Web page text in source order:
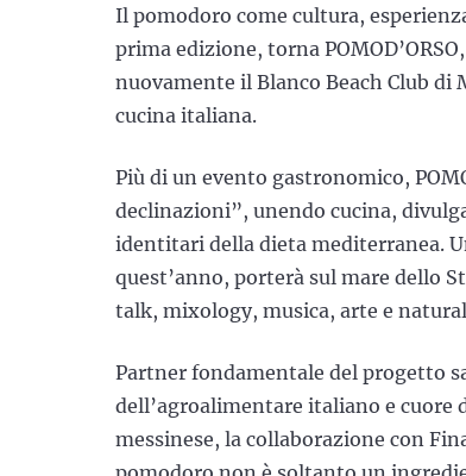
Il pomodoro come cultura,
prima edizione, torna
nuovamente il Blanco Beach Club di
cucina italiana.
Più di un evento gastronomico,
declinazioni”, unendo cucina,
identitari della dieta mediterranea.
quest’anno, porterà sul mare dello
talk, mixology, musica, arte e
Partner fondamentale del progetto
dell’agroalimentare italiano e
messinese, la collaborazione con